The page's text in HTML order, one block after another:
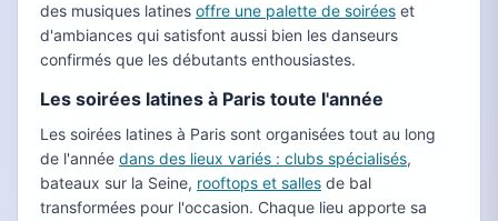
des musiques latines offre une palette de soirées et
d'ambiances qui satisfont aussi bien les danseurs
confirmés que les débutants enthousiastes.
Les soirées latines à Paris toute l'année
Les soirées latines à Paris sont organisées tout au long
de l'année dans des lieux variés : clubs spécialisés,
bateaux sur la Seine, rooftops et salles de bal
transformées pour l'occasion. Chaque lieu apporte sa